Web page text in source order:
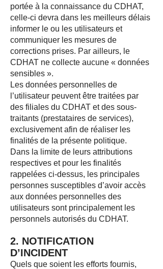
portée à la connaissance du CDHAT,
celle-ci devra dans les meilleurs délais
informer le ou les utilisateurs et
communiquer les mesures de
corrections prises. Par ailleurs, le
CDHAT ne collecte aucune « données
sensibles ».
Les données personnelles de
l’utilisateur peuvent être traitées par
des filiales du CDHAT et des sous-
traitants (prestataires de services),
exclusivement afin de réaliser les
finalités de la présente politique.
Dans la limite de leurs attributions
respectives et pour les finalités
rappelées ci-dessus, les principales
personnes susceptibles d’avoir accès
aux données personnelles des
utilisateurs sont principalement les
personnels autorisés du CDHAT.
2. NOTIFICATION
D’INCIDENT
Quels que soient les efforts fournis,